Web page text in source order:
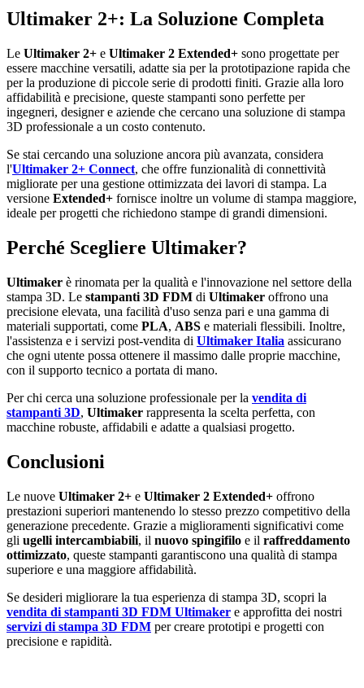
Ultimaker 2+: La Soluzione Completa
Le Ultimaker 2+ e Ultimaker 2 Extended+ sono progettate per
essere macchine versatili, adatte sia per la prototipazione rapida che
per la produzione di piccole serie di prodotti finiti. Grazie alla loro
affidabilità e precisione, queste stampanti sono perfette per
ingegneri, designer e aziende che cercano una soluzione di stampa
3D professionale a un costo contenuto.
Se stai cercando una soluzione ancora più avanzata, considera
l'Ultimaker 2+ Connect, che offre funzionalità di connettività
migliorate per una gestione ottimizzata dei lavori di stampa. La
versione Extended+ fornisce inoltre un volume di stampa maggiore,
ideale per progetti che richiedono stampe di grandi dimensioni.
Perché Scegliere Ultimaker?
Ultimaker è rinomata per la qualità e l'innovazione nel settore della
stampa 3D. Le stampanti 3D FDM di Ultimaker offrono una
precisione elevata, una facilità d'uso senza pari e una gamma di
materiali supportati, come PLA, ABS e materiali flessibili. Inoltre,
l'assistenza e i servizi post-vendita di Ultimaker Italia assicurano
che ogni utente possa ottenere il massimo dalle proprie macchine,
con il supporto tecnico a portata di mano.
Per chi cerca una soluzione professionale per la vendita di
stampanti 3D, Ultimaker rappresenta la scelta perfetta, con
macchine robuste, affidabili e adatte a qualsiasi progetto.
Conclusioni
Le nuove Ultimaker 2+ e Ultimaker 2 Extended+ offrono
prestazioni superiori mantenendo lo stesso prezzo competitivo della
generazione precedente. Grazie a miglioramenti significativi come
gli ugelli intercambiabili, il nuovo spingifilo e il raffreddamento
ottimizzato, queste stampanti garantiscono una qualità di stampa
superiore e una maggiore affidabilità.
Se desideri migliorare la tua esperienza di stampa 3D, scopri la
vendita di stampanti 3D FDM Ultimaker e approfitta dei nostri
servizi di stampa 3D FDM per creare prototipi e progetti con
precisione e rapidità.